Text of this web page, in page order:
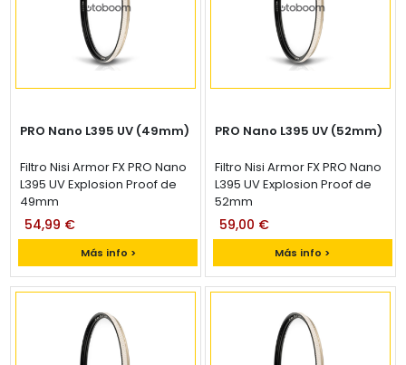
PRO Nano L395 UV (49mm)
Filtro Nisi Armor FX PRO Nano
L395 UV Explosion Proof de
49mm
Más info >
54,99 €
PRO Nano L395 UV (52mm)
Filtro Nisi Armor FX PRO Nano
L395 UV Explosion Proof de
52mm
Más info >
59,00 €